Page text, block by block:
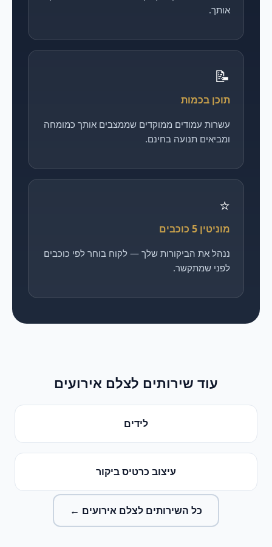
אותך.
📝
תוכן בכמות
עשרות עמודים ממוקדים שממצבים אותך כמומחה
ומביאים תנועה בחינם.
⭐
מוניטין 5 כוכבים
ננהל את הביקורות שלך — לקוח בוחר לפי כוכבים
לפני שמתקשר.
עוד שירותים לצלם אירועים
לידים
עיצוב כרטיס ביקור
כל השירותים לצלם אירועים ←